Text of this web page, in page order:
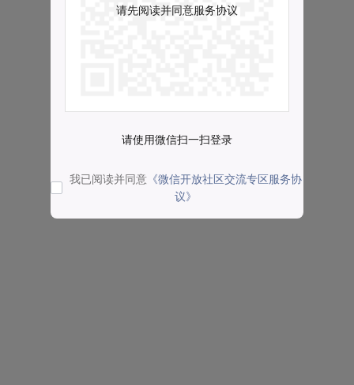
请先阅读并同意服务协议
请使用微信扫一扫登录
我已阅读并同意 《微信开放社区交流专区服务协
议》